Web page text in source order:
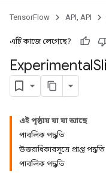
TensorFlow API, API
এটি কাজে লেগেছে?
Experimental
এই পৃষ্ঠায় যা যা আছে
পাবলিক পদ্ধতি
উত্তরাধিকারসূত্রে প্রাপ্ত পদ্ধতি
পাবলিক পদ্ধতি